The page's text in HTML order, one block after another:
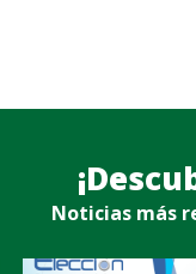
Noticias más